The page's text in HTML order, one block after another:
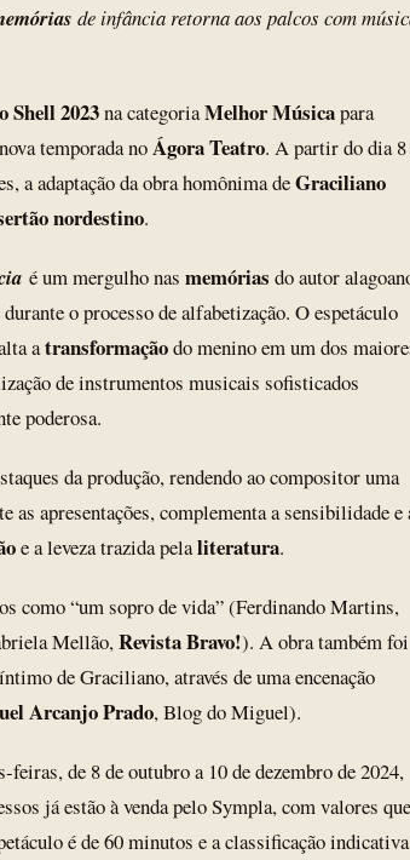
de infância retorna aos palcos com
Shell 2023na categoriaMelhor Músicapara
temporada noÁgora Teatro. A partir do dia 8
a adaptação da obra homônima deGraciliano
nordestino.
é um mergulho nas memórias do autor
o processo de alfabetização. O espetáculo
atransformaçãodo menino em um dos
de instrumentos musicais sofisticados
poderosa.
da produção, rendendo ao compositor uma
as apresentações, complementa a sensibilidade e
e a leveza trazida pelaliteratura.
como “um sopro de vida” (Ferdinando Martins,
Mellão,Revista Bravo!). A obra também foi
de Graciliano, através de uma encenação
Arcanjo Prado, Blog do Miguel).
feiras, de 8 de outubro a 10 de dezembro de 2024,
já estão à venda pelo Sympla, com valores que
é de 60 minutos e a classificação